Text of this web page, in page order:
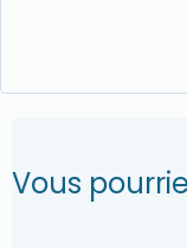
Vous